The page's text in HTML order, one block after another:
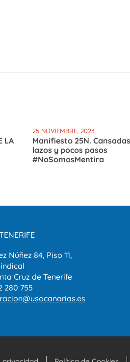
LA
25 NOVIEMBRE, 2023
Manifiesto 25N.
lazos y pocos pasos
#NoSomosMentira
Núñez 84, Piso 11,
Cruz de Tenerife
280 755